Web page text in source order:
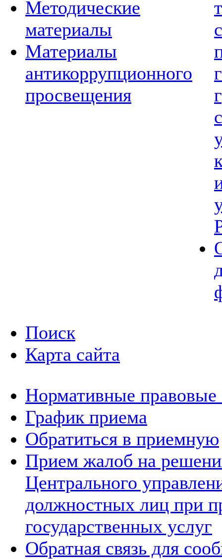
Методические
материалы
Материалы
антикоррупционного
просвещения
Поиск
Карта сайта
Нормативные правовые
График приема
Обратиться в приемную
Прием жалоб на
Центрального
должностных лиц при
государственных услуг
Обратная связь для